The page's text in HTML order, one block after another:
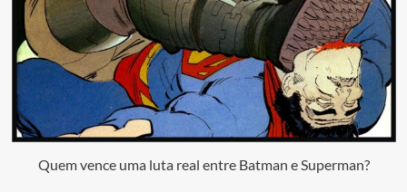
Quem vence uma luta real entre Batman e Superman?